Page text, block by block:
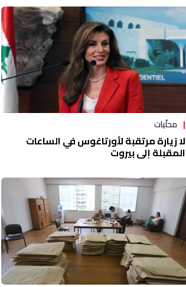
محلّيات
لا زيارة مرتقبة لأورتاغوس في الساعات
المقبلة إلى بيروت